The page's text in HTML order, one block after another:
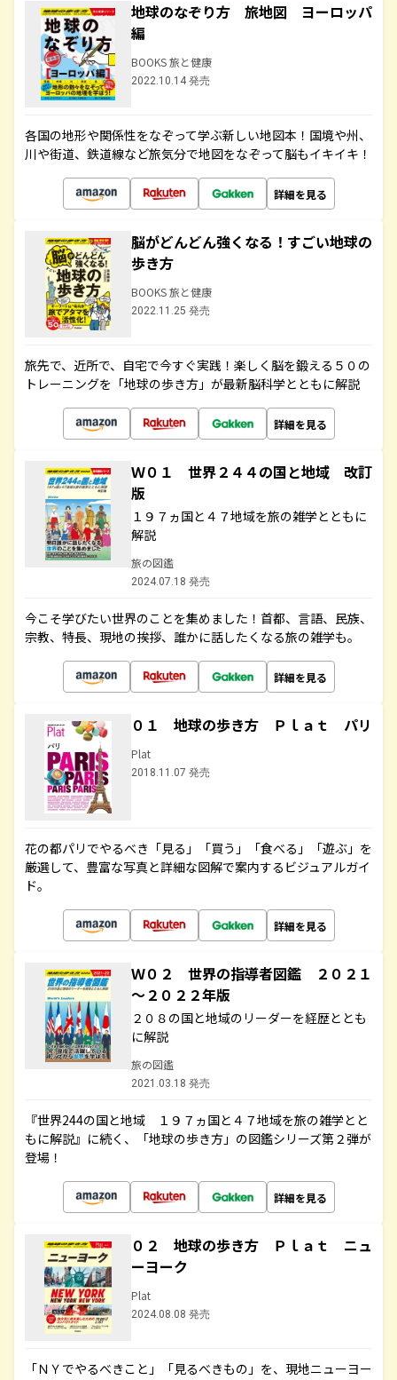
地球のなぞり方 旅地図 ヨーロッパ
編
BOOKS 旅と健康
2022.10.14 発売
各国の地形や関係性をなぞって学ぶ新しい地図本！国境や州、
川や街道、鉄道線など旅気分で地図をなぞって脳もイキイキ！
詳細を見る
脳がどんどん強くなる！すごい地球の
歩き方
BOOKS 旅と健康
2022.11.25 発売
旅先で、近所で、自宅で今すぐ実践！楽しく脳を鍛える５０の
トレーニングを「地球の歩き方」が最新脳科学とともに解説
詳細を見る
Ｗ０１ 世界２４４の国と地域 改訂
版
１９７ヵ国と４７地域を旅の雑学とともに
解説
旅の図鑑
2024.07.18 発売
今こそ学びたい世界のことを集めました！首都、言語、民族、
宗教、特長、現地の挨拶、誰かに話したくなる旅の雑学も。
詳細を見る
０１ 地球の歩き方 Ｐｌａｔ パリ
Plat
2018.11.07 発売
花の都パリでやるべき「見る」「買う」「食べる」「遊ぶ」を
厳選して、豊富な写真と詳細な図解で案内するビジュアルガイ
ド。
詳細を見る
Ｗ０２ 世界の指導者図鑑 ２０２１
～２０２２年版
２０８の国と地域のリーダーを経歴ととも
に解説
旅の図鑑
2021.03.18 発売
『世界244の国と地域 １９７ヵ国と４７地域を旅の雑学とと
もに解説』に続く、「地球の歩き方」の図鑑シリーズ第２弾が
登場！
詳細を見る
０２ 地球の歩き方 Ｐｌａｔ ニュ
ーヨーク
Plat
2024.08.08 発売
「ＮＹでやるべきこと」「見るべきもの」を、現地ニューヨー